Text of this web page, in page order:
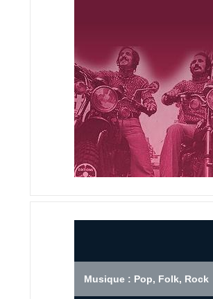
Musique : Pop, Folk, Rock